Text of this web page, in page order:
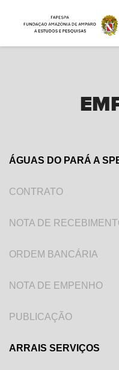
ÁGUAS DO PARÁ A
CONTRATO
NOTA DE
ORDEM BANCÁRIA
NOTA DE EMPENHO
PUBLICAÇÃO
ARRAIS SERVIÇOS